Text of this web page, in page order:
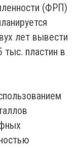
(ФРП)
лет вывести
пластин в